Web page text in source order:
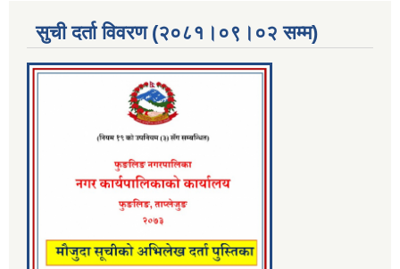
सुची दर्ता विवरण (२०८१।०९।०२ सम्म)